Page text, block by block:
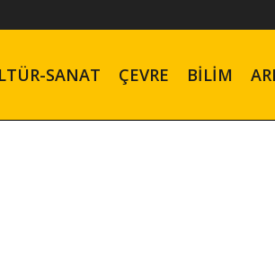
SANAT ÇEVRE BILIM